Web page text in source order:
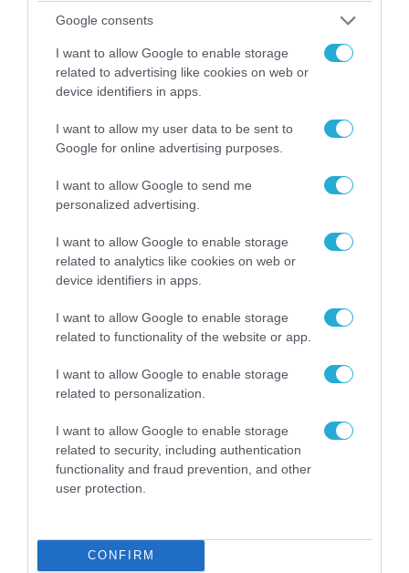
Google consents
I want to allow Google to enable storage
related to advertising like cookies on web or
device identifiers in apps.
I want to allow my user data to be sent to
Google for online advertising purposes.
I want to allow Google to send me
personalized advertising.
I want to allow Google to enable storage
related to analytics like cookies on web or
device identifiers in apps.
I want to allow Google to enable storage
related to functionality of the website or app.
I want to allow Google to enable storage
related to personalization.
I want to allow Google to enable storage
related to security, including authentication
functionality and fraud prevention, and other
user protection.
CONFIRM
04.08.2026 | 13:02
Η ανακοίνωση του Πανελλήνιου Σωματείου
Πυροσβεστών για την δημοσιογράφο του OPEN